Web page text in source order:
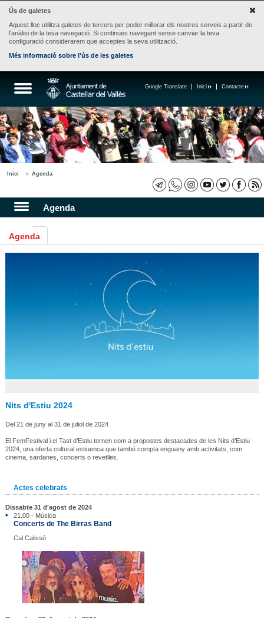
Ús de galetes
Aquest lloc utilitza galetes de tercers per poder millorar els nostres serveis a partir de
l'anàlisi de la teva navegació. Si continues navegant sense canviar la teva
configuració considerarem que acceptes la seva utilització.
Més informació sobre l'ús de les galetes
Contacte
Inici
Google Translate
Inici Agenda
Agenda
Agenda
Nits d'Estiu 2024
Del 21 de juny al 31 de juliol de 2024
El FemFestival i el Tast d’Estiu tornen com a propostes destacades de les Nits d’Estiu
2024, una oferta cultural estiuenca que també compta enguany amb activitats, com
cinema, sardanes, concerts o revetlles.
Actes celebrats
Dissabte 31 d'agost de 2024
21.00 - Música
Concerts de The Birras Band
Cal Calissó